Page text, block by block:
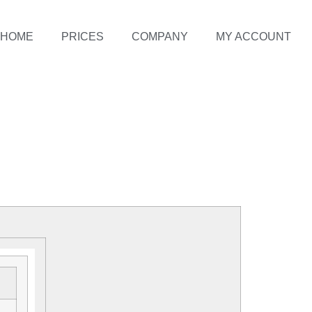
HOME PRICES COMPANY MY ACCOUNT